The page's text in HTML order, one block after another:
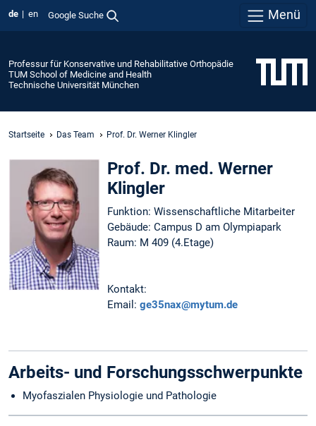
de en Google Suche Menü
Professur für Konservative und Rehabilitative Orthopädie
TUM School of Medicine and Health
Technische Universität München
Startseite Das Team Prof. Dr. Werner Klingler
Prof. Dr. med. Werner
Klingler
Funktion: Wissenschaftliche Mitarbeiter
Gebäude: Campus D am Olympiapark
Raum: M 409 (4.Etage)
Kontakt:
Email: ge35nax@mytum.de
Arbeits- und Forschungsschwerpunkte
Myofaszialen Physiologie und Pathologie